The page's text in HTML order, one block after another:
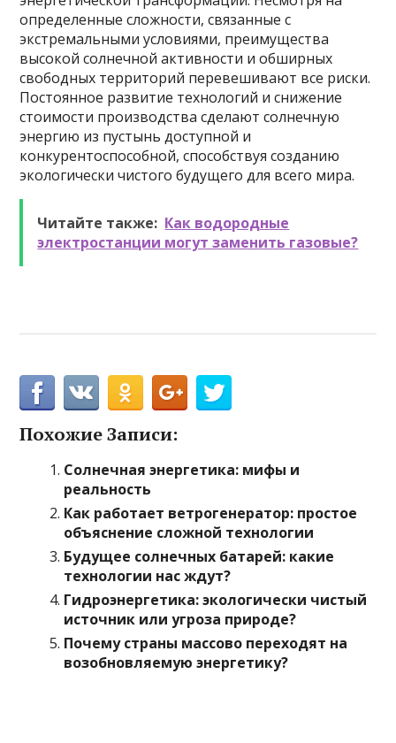
определенные сложности, связанные с
экстремальными условиями, преимущества
высокой солнечной активности и обширных
свободных территорий перевешивают все риски.
Постоянное развитие технологий и снижение
стоимости производства сделают солнечную
энергию из пустынь доступной и
конкурентоспособной, способствуя созданию
экологически чистого будущего для всего мира.
Читайте также: Как водородные
электростанции могут заменить газовые?
Похожие Записи:
Солнечная энергетика: мифы и
реальность
Как работает ветрогенератор: простое
объяснение сложной технологии
Будущее солнечных батарей: какие
технологии нас ждут?
Гидроэнергетика: экологически чистый
источник или угроза природе?
Почему страны массово переходят на
возобновляемую энергетику?